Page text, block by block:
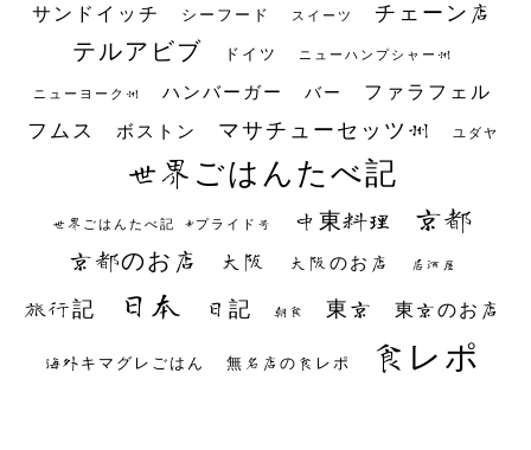
サンドイッチ シーフード スイーツ チェーン店
テルアビブ ドイツ ニューハンプシャー州
ニューヨーク州 ハンバーガー バー ファラフェル
フムス ボストン マサチューセッツ州 ユダヤ
世界ごはんたべ記
世界ごはんたべ記 #プライド号 中東料理 京都
京都のお店 大阪 大阪のお店 居酒屋
旅行記 日本 日記 朝食 東京 東京のお店
海外キマグレごはん 無名店の食レポ 食レポ